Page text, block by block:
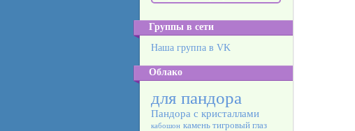
Группы в сети
Наша группа в VK
Облако
для пандора
Пандора с кристаллами
кабошон камень тигровый глаз